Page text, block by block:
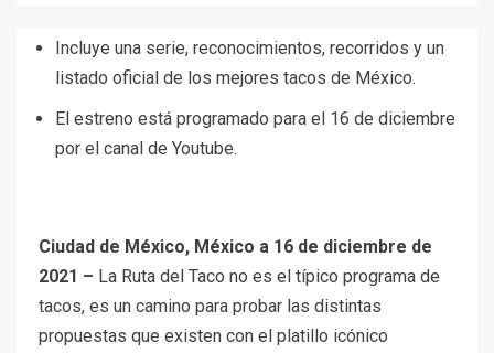
Incluye una serie, reconocimientos, recorridos y un
listado oficial de los mejores tacos de México.
El estreno está programado para el 16 de diciembre
por el canal de Youtube.
Ciudad de México, México a 16 de diciembre de
2021 – La Ruta del Taco no es el típico programa de
tacos, es un camino para probar las distintas
propuestas que existen con el platillo icónico